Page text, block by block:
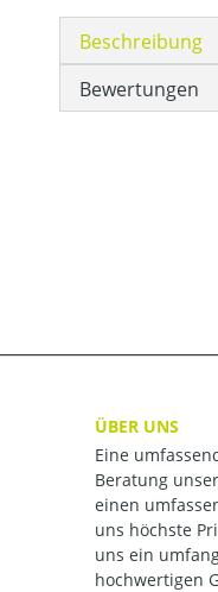
Beschreibung
Bewertungen
ÜBER UNS
Eine
Beratung
einen
uns höchste
uns ein
hochwertigen